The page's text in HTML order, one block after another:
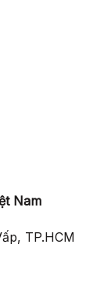
Nam
TP.HCM